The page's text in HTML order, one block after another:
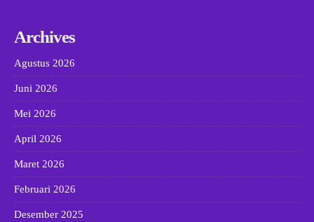
Archives
Agustus 2026
Juni 2026
Mei 2026
April 2026
Maret 2026
Februari 2026
Desember 2025